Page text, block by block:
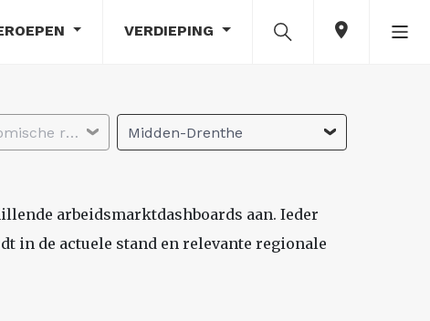
VERDIEPING
Selecteer economische regio Midden-Drenthe
arbeidsmarktdashboards aan. Ieder
in de actuele stand en relevante regionale